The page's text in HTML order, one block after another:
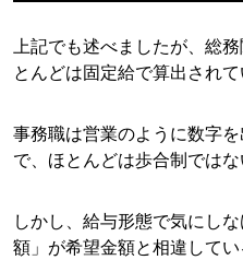
上記でも述べましたが、総
とんどは固定給で算出されて
事務職は営業のように数字
で、ほとんどは歩合制ではな
しかし、給与形態で気にし
額」が希望金額と相違してい